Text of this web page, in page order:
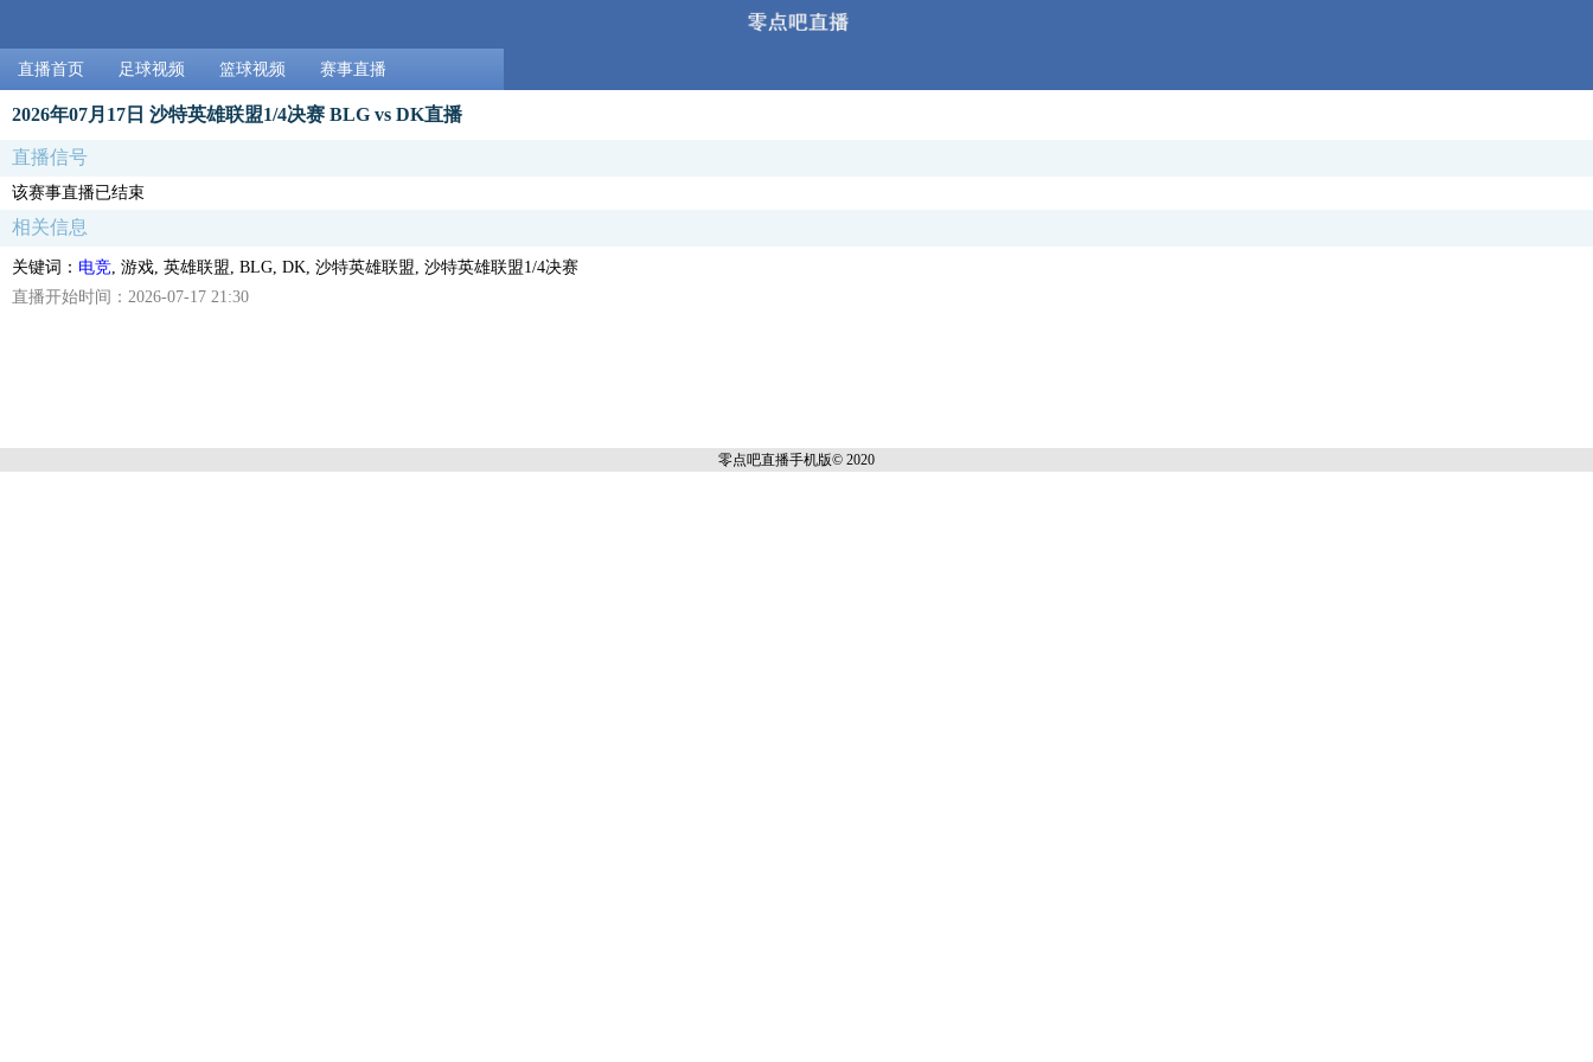
直播首页 足球视频 篮球视频 赛事直播
2026年07月17日 沙特英雄联盟1/4决赛 BLG vs DK直播
直播信号
该赛事直播已结束
相关信息
关键词： 电竞 , 游戏, 英雄联盟, BLG, DK, 沙特英雄联盟, 沙特英雄联盟1/4决赛
直播开始时间：2026-07-17 21:30
零点吧直播手机版© 2020